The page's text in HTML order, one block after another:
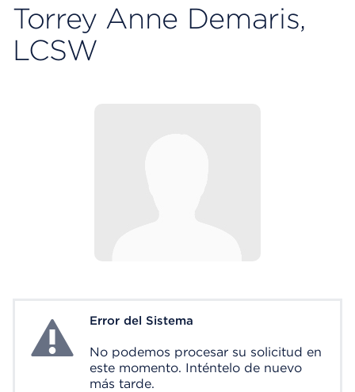
Torrey Anne Demaris,
LCSW
System ErrorError del Sistema
No podemos procesar su solicitud en
este momento. Inténtelo de nuevo
más tarde.